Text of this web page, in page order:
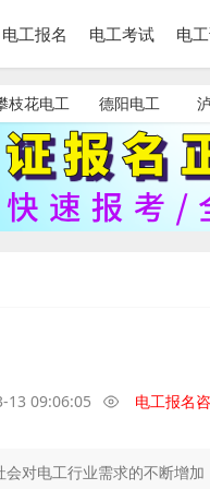
电工报名 电工考试 电
枝花电工 德阳电工
13 09:06:05 电工报名
对电工行业需求的不断增